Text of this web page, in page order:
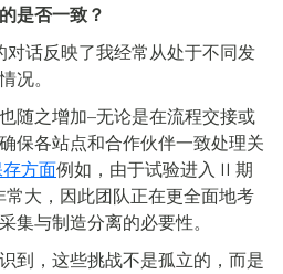
是否一致？
对话反映了我经常从处于不同发
况。
随之增加–无论是在流程交接或
保各站点和合作伙伴一致处理关
方面例如，由于试验进入 II 期
大，因此团队正在更全面地考
集与制造分离的必要性。
到，这些挑战不是孤立的，而是